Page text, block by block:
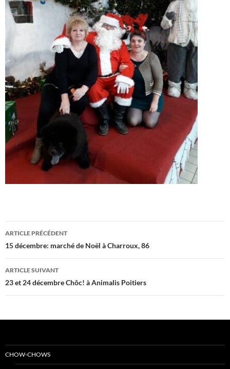
Navigation
des
articles
ARTICLE PRÉCÉDENT
15 décembre: marché de Noël à Charroux, 86
ARTICLE SUIVANT
23 et 24 décembre Chôc! à Animalis Poitiers
CHOW-CHOWS